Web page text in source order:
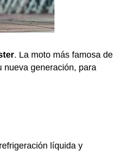
. La moto más famosa de
nueva generación, para
líquida y